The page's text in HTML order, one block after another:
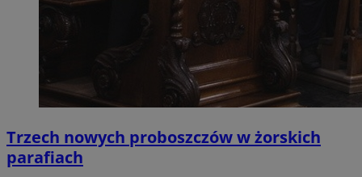
Trzech nowych proboszczów w żorskich
parafiach